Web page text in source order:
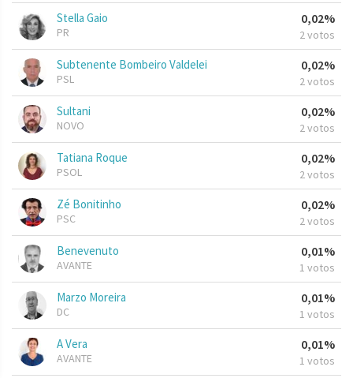
Stella Gaio
PR
0,02%
2 votos
Subtenente Bombeiro Valdelei
PSL
0,02%
2 votos
Sultani
NOVO
0,02%
2 votos
Tatiana Roque
PSOL
0,02%
2 votos
Zé Bonitinho
PSC
0,02%
2 votos
Benevenuto
AVANTE
0,01%
1 votos
Marzo Moreira
DC
0,01%
1 votos
A Vera
AVANTE
0,01%
1 votos